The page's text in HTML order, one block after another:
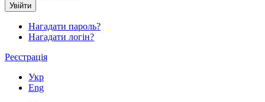
Нагадати пароль?
Нагадати логін?
Реєстрація
Укр
Eng